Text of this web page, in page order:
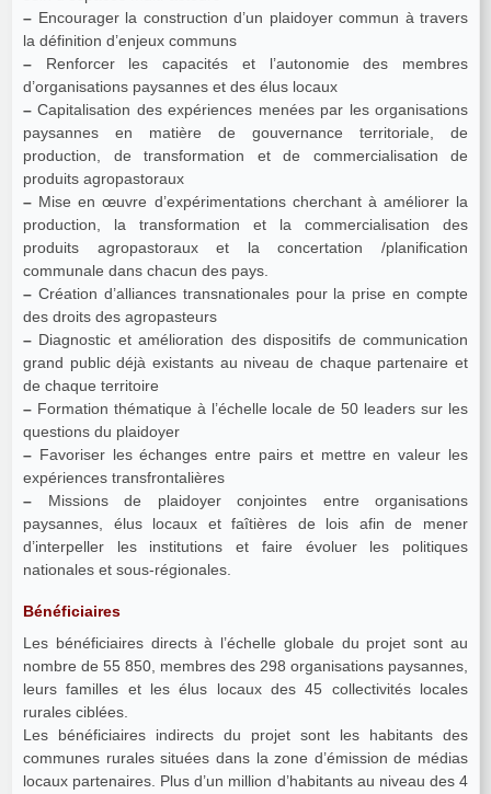
– Encourager la construction d’un plaidoyer commun à travers
la définition d’enjeux communs
– Renforcer les capacités et l’autonomie des membres
d’organisations paysannes et des élus locaux
– Capitalisation des expériences menées par les organisations
paysannes en matière de gouvernance territoriale, de
production, de transformation et de commercialisation de
produits agropastoraux
– Mise en œuvre d’expérimentations cherchant à améliorer la
production, la transformation et la commercialisation des
produits agropastoraux et la concertation /planification
communale dans chacun des pays.
– Création d’alliances transnationales pour la prise en compte
des droits des agropasteurs
– Diagnostic et amélioration des dispositifs de communication
grand public déjà existants au niveau de chaque partenaire et
de chaque territoire
– Formation thématique à l’échelle locale de 50 leaders sur les
questions du plaidoyer
– Favoriser les échanges entre pairs et mettre en valeur les
expériences transfrontalières
– Missions de plaidoyer conjointes entre organisations
paysannes, élus locaux et faîtières de lois afin de mener
d’interpeller les institutions et faire évoluer les politiques
nationales et sous-régionales.
Bénéficiaires
Les bénéficiaires directs à l’échelle globale du projet sont au
nombre de 55 850, membres des 298 organisations paysannes,
leurs familles et les élus locaux des 45 collectivités locales
rurales ciblées.
Les bénéficiaires indirects du projet sont les habitants des
communes rurales situées dans la zone d’émission de médias
locaux partenaires. Plus d’un million d’habitants au niveau des 4